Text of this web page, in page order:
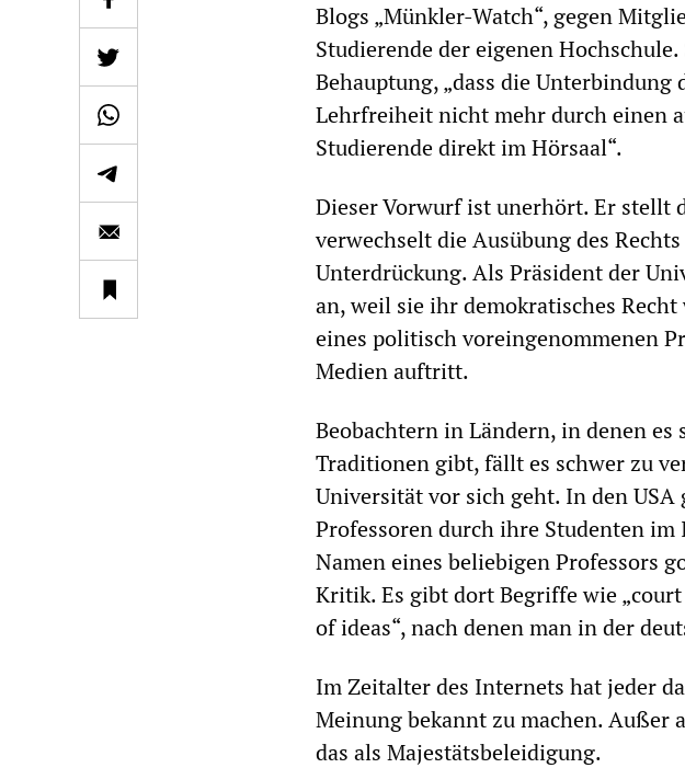
Blogs „Münkler-Watch“, gegen
Studierende der eigenen
Behauptung, „dass die
Lehrfreiheit nicht mehr durch einen
Studierende direkt im Hörsaal“.
Dieser Vorwurf ist unerhört. Er stellt
verwechselt die Ausübung des
Unterdrückung. Als Präsident der
an, weil sie ihr demokratisches
eines politisch voreingenommenen
Medien auftritt.
Beobachtern in Ländern, in denen es
Traditionen gibt, fällt es schwer zu
Universität vor sich geht. In den
Professoren durch ihre Studenten
Namen eines beliebigen Professors
Kritik. Es gibt dort Begriffe wie
of ideas“, nach denen man in der
Im Zeitalter des Internets hat jeder
Meinung bekannt zu machen.
das als Majestätsbeleidigung.